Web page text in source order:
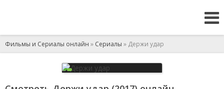
Фильмы и Сериалы онлайн » Сериалы » Держи удар